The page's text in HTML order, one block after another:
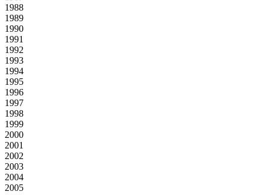
1988
1989
1990
1991
1992
1993
1994
1995
1996
1997
1998
1999
2000
2001
2002
2003
2004
2005